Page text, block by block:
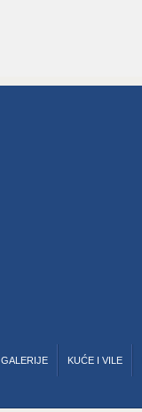
GALERIJE KUĆE I VILE